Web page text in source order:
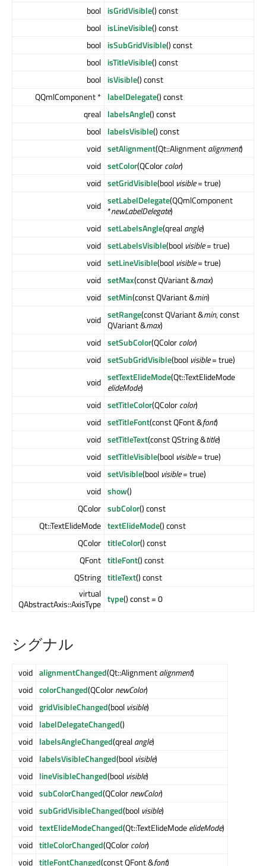
bool isGridVisible() const
bool isLineVisible() const
bool isSubGridVisible() const
bool isTitleVisible() const
bool isVisible() const
QQmlComponent * labelDelegate() const
qreal labelsAngle() const
bool labelsVisible() const
void setAlignment(Qt::Alignmentalignment)
void setColor(QColorcolor)
void setGridVisible(bool visible= true)
void setLabelDelegate(QQmlComponent
*newLabelDelegate)
void setLabelsAngle(qrealangle)
void setLabelsVisible(bool visible= true)
void setLineVisible(bool visible= true)
void setMax(const QVariant &max)
void setMin(const QVariant &min)
void setRange(const QVariant &min, const
QVariant &max)
void setSubColor(QColorcolor)
void setSubGridVisible(bool visible= true)
void setTextElideMode(Qt::TextElideMode
elideMode)
void setTitleColor(QColorcolor)
void setTitleFont(const QFont &font)
void setTitleText(const QString &title)
void setTitleVisible(bool visible= true)
void setVisible(bool visible= true)
void show()
QColor subColor() const
Qt::TextElideMode textElideMode() const
QColor titleColor() const
QFont titleFont() const
QString titleText() const
virtual
QAbstractAxis::AxisType type() const = 0
シグナル
void alignmentChanged(Qt::Alignmentalignment)
void colorChanged(QColornewColor)
void gridVisibleChanged(bool visible)
void labelDelegateChanged()
void labelsAngleChanged(qrealangle)
void labelsVisibleChanged(bool visible)
void lineVisibleChanged(bool visible)
void subColorChanged(QColornewColor)
void subGridVisibleChanged(bool visible)
void textElideModeChanged(Qt::TextElideModeelideMode)
void titleColorChanged(QColorcolor)
void titleFontChanged(const QFont &font)